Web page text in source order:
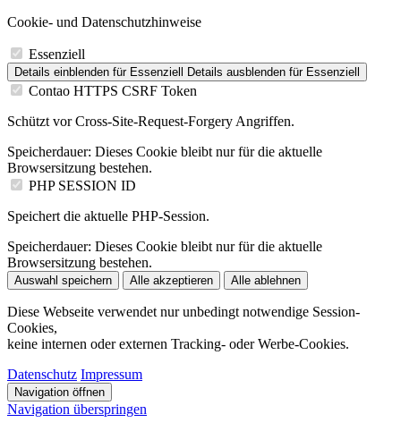
Cookie- und Datenschutzhinweise
Essenziell
Details einblenden für Essenziell Details ausblenden für Essenziell
Contao HTTPS CSRF Token
Schützt vor Cross-Site-Request-Forgery Angriffen.
Speicherdauer: Dieses Cookie bleibt nur für die aktuelle
Browsersitzung bestehen.
PHP SESSION ID
Speichert die aktuelle PHP-Session.
Speicherdauer: Dieses Cookie bleibt nur für die aktuelle
Browsersitzung bestehen.
Auswahl speichern Alle akzeptieren Alle ablehnen
Diese Webseite verwendet nur unbedingt notwendige Session-
Cookies,
keine internen oder externen Tracking- oder Werbe-Cookies.
Datenschutz Impressum
Navigation öffnen
Navigation überspringen